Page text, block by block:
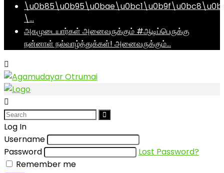
\…
அகமுடையார்கள் அனைவருக்கும் #ஆடிப்பெருக்கு
நன்னாள் நல்வாழ்த்துக்கள்! அனைவருக்கும்…
Log In
Username
Password
Lost Password?
Remember me